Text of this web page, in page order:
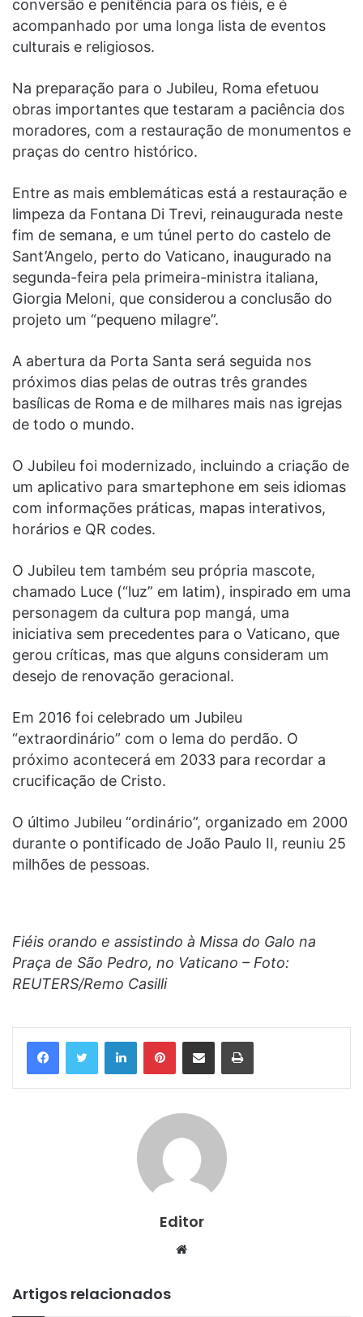
conversão e penitência para os fiéis, e é
acompanhado por uma longa lista de eventos
culturais e religiosos.
Na preparação para o Jubileu, Roma efetuou
obras importantes que testaram a paciência dos
moradores, com a restauração de monumentos e
praças do centro histórico.
Entre as mais emblemáticas está a restauração e
limpeza da Fontana Di Trevi, reinaugurada neste
fim de semana, e um túnel perto do castelo de
Sant’Angelo, perto do Vaticano, inaugurado na
segunda-feira pela primeira-ministra italiana,
Giorgia Meloni, que considerou a conclusão do
projeto um “pequeno milagre”.
A abertura da Porta Santa será seguida nos
próximos dias pelas de outras três grandes
basílicas de Roma e de milhares mais nas igrejas
de todo o mundo.
O Jubileu foi modernizado, incluindo a criação de
um aplicativo para smartephone em seis idiomas
com informações práticas, mapas interativos,
horários e QR codes.
O Jubileu tem também seu própria mascote,
chamado Luce (“luz” em latim), inspirado em uma
personagem da cultura pop mangá, uma
iniciativa sem precedentes para o Vaticano, que
gerou críticas, mas que alguns consideram um
desejo de renovação geracional.
Em 2016 foi celebrado um Jubileu
“extraordinário” com o lema do perdão. O
próximo acontecerá em 2033 para recordar a
crucificação de Cristo.
O último Jubileu “ordinário”, organizado em 2000
durante o pontificado de João Paulo II, reuniu 25
milhões de pessoas.
Fiéis orando e assistindo à Missa do Galo na
Praça de São Pedro, no Vaticano – Foto:
REUTERS/Remo Casilli
LinkedinPinterestCompartilhar via e-mail Imprimir
Editor
Website
Artigos relacionados